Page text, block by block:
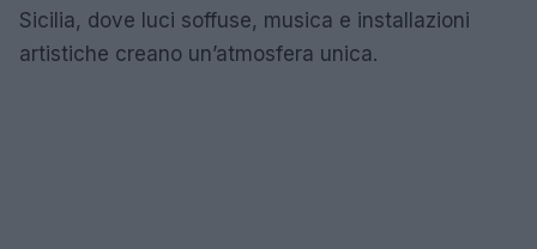
Sicilia, dove luci soffuse, musica e installazioni
artistiche creano un’atmosfera unica.